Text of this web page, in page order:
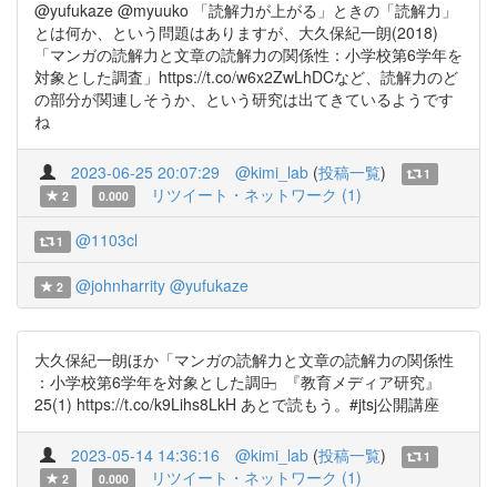
@yufukaze @myuuko 「読解力が上がる」ときの「読解力」
とは何か、という問題はありますが、大久保紀一朗(2018)
「マンガの読解力と文章の読解力の関係性：小学校第6学年を
対象とした調査」https://t.co/w6x2ZwLhDCなど、読解力のど
の部分が関連しそうか、という研究は出てきているようです
ね
2023-06-25 20:07:29 @kimi_lab (投稿一覧)
1
2
0.000 リツイート・ネットワーク (1)
1 @1103cl
2 @johnharrity @yufukaze
大久保紀一朗ほか「マンガの読解力と文章の読解力の関係性
：小学校第6学年を対象とした調査̶」『教育メディア研究』
25(1) https://t.co/k9Lihs8LkH あとで読もう。#jtsj公開講座
2023-05-14 14:36:16 @kimi_lab (投稿一覧)
1
2
0.000 リツイート・ネットワーク (1)